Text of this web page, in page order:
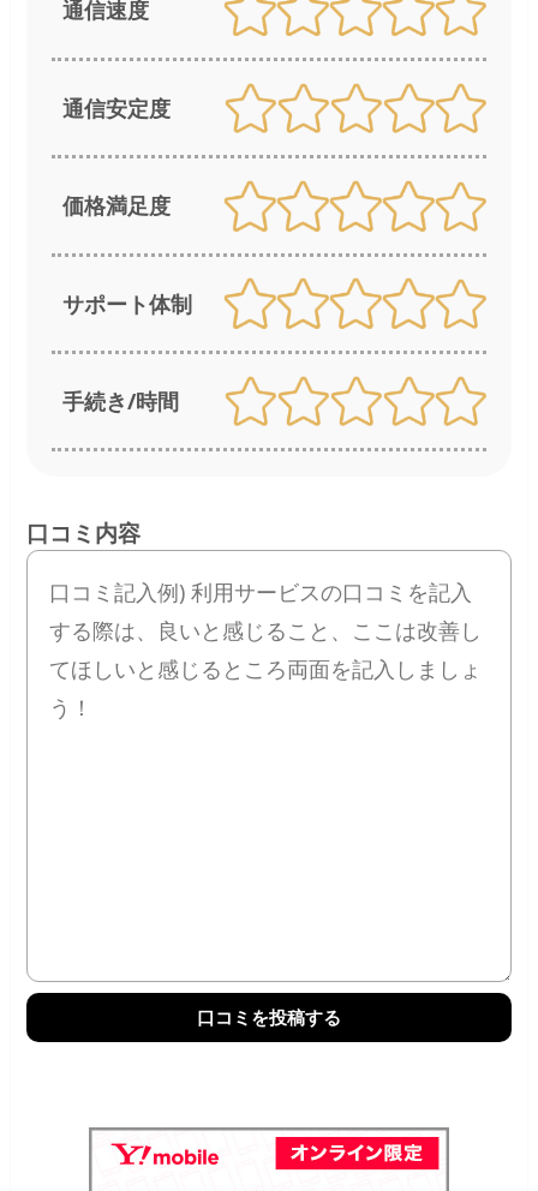
通信速度
通信安定度
価格満足度
サポート体制
手続き/時間
口コミ内容